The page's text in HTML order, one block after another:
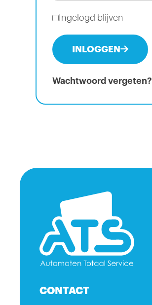
Ingelogd blijven
INLOGGEN
Wachtwoord vergeten?
CONTACT